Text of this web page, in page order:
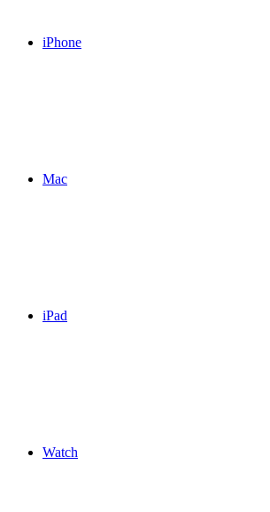
iPhone
Mac
iPad
Watch